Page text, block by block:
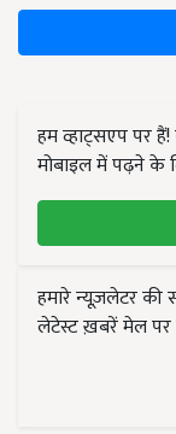
हम व्हाट्सएप पर
मोबाइल में पढ़ने के
हमारे न्यूज़लेटर
लेटेस्ट ख़बरें मेल पर